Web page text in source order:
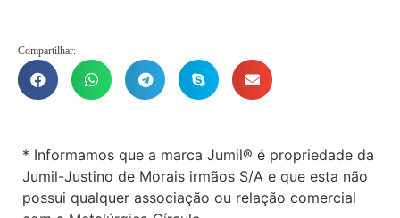
Compartilhar:
* Informamos que a marca Jumil® é propriedade da
Jumil-Justino de Morais irmãos S/A e que esta não
possui qualquer associação ou relação comercial